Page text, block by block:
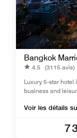
Bangkok
4.5
(3115 avis)
Luxury 5-star hotel
business and
Voir les détails
7